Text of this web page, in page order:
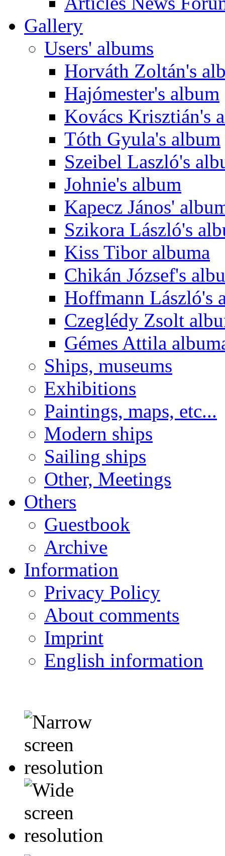
Gallery
Users' albums
Horváth Zoltán's
Hajómester's album
Kovács Krisztián's
Tóth Gyula's album
Szeibel Laszló's
Johnie's album
Kapecz János'
Szikora László's
Kiss Tibor albuma
Chikán József's
Hoffmann László's
Czeglédy Zsolt
Gémes Attila
Ships, museums
Exhibitions
Paintings, maps, etc...
Modern ships
Sailing ships
Other, Meetings
Others
Guestbook
Archive
Information
Privacy Policy
About comments
Imprint
English information